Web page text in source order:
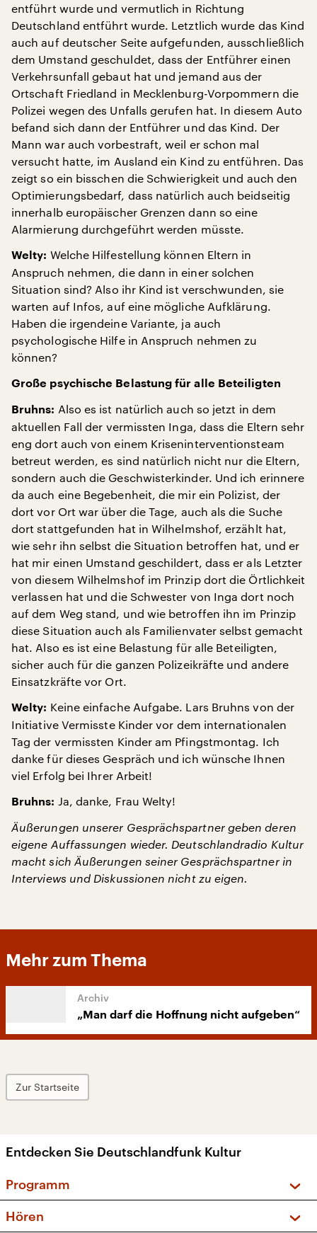
entführt wurde und vermutlich in Richtung
Deutschland entführt wurde. Letztlich wurde das Kind
auch auf deutscher Seite aufgefunden, ausschließlich
dem Umstand geschuldet, dass der Entführer einen
Verkehrsunfall gebaut hat und jemand aus der
Ortschaft Friedland in Mecklenburg-Vorpommern die
Polizei wegen des Unfalls gerufen hat. In diesem Auto
befand sich dann der Entführer und das Kind. Der
Mann war auch vorbestraft, weil er schon mal
versucht hatte, im Ausland ein Kind zu entführen. Das
zeigt so ein bisschen die Schwierigkeit und auch den
Optimierungsbedarf, dass natürlich auch beidseitig
innerhalb europäischer Grenzen dann so eine
Alarmierung durchgeführt werden müsste.
Welty: Welche Hilfestellung können Eltern in
Anspruch nehmen, die dann in einer solchen
Situation sind? Also ihr Kind ist verschwunden, sie
warten auf Infos, auf eine mögliche Aufklärung.
Haben die irgendeine Variante, ja auch
psychologische Hilfe in Anspruch nehmen zu
können?
Große psychische Belastung für alle Beteiligten
Bruhns: Also es ist natürlich auch so jetzt in dem
aktuellen Fall der vermissten Inga, dass die Eltern sehr
eng dort auch von einem Kriseninterventionsteam
betreut werden, es sind natürlich nicht nur die Eltern,
sondern auch die Geschwisterkinder. Und ich erinnere
da auch eine Begebenheit, die mir ein Polizist, der
dort vor Ort war über die Tage, auch als die Suche
dort stattgefunden hat in Wilhelmshof, erzählt hat,
wie sehr ihn selbst die Situation betroffen hat, und er
hat mir einen Umstand geschildert, dass er als Letzter
von diesem Wilhelmshof im Prinzip dort die Örtlichkeit
verlassen hat und die Schwester von Inga dort noch
auf dem Weg stand, und wie betroffen ihn im Prinzip
diese Situation auch als Familienvater selbst gemacht
hat. Also es ist eine Belastung für alle Beteiligten,
sicher auch für die ganzen Polizeikräfte und andere
Einsatzkräfte vor Ort.
Welty: Keine einfache Aufgabe. Lars Bruhns von der
Initiative Vermisste Kinder vor dem internationalen
Tag der vermissten Kinder am Pfingstmontag. Ich
danke für dieses Gespräch und ich wünsche Ihnen
viel Erfolg bei Ihrer Arbeit!
Bruhns: Ja, danke, Frau Welty!
Äußerungen unserer Gesprächspartner geben deren
eigene Auffassungen wieder. Deutschlandradio Kultur
macht sich Äußerungen seiner Gesprächspartner in
Interviews und Diskussionen nicht zu eigen.
Mehr zum Thema
„Man darf die Hoffnung nicht aufgeben“
Zur Startseite
Entdecken Sie Deutschlandfunk Kultur
Programm
Hören